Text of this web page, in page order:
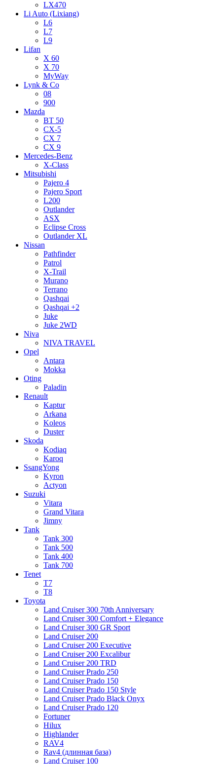
LX470
Li Auto (Lixiang)
L6
L7
L9
Lifan
X 60
X 70
MyWay
Lynk & Co
08
900
Mazda
BT 50
CX-5
CX 7
CX 9
Mercedes-Benz
X-Class
Mitsubishi
Pajero 4
Pajero Sport
L200
Outlander
ASX
Eclipse Cross
Outlander XL
Nissan
Pathfinder
Patrol
X-Trail
Murano
Terrano
Qashqai
Qashqai +2
Juke
Juke 2WD
Niva
NIVA TRAVEL
Opel
Antara
Mokka
Oting
Paladin
Renault
Kaptur
Arkana
Koleos
Duster
Skoda
Kodiaq
Karoq
SsangYong
Kyron
Actyon
Suzuki
Vitara
Grand Vitara
Jimny
Tank
Tank 300
Tank 500
Tank 400
Tank 700
Tenet
T7
T8
Toyota
Land Cruiser 300 70th Anniversary
Land Cruiser 300 Comfort + Elegance
Land Cruiser 300 GR Sport
Land Cruiser 200
Land Cruiser 200 Executive
Land Cruiser 200 Excalibur
Land Cruiser 200 TRD
Land Cruiser Prado 250
Land Cruiser Prado 150
Land Cruiser Prado 150 Style
Land Cruiser Prado Black Onyx
Land Cruiser Prado 120
Fortuner
Hilux
Highlander
RAV4
Rav4 (длинная база)
Land Cruiser 100